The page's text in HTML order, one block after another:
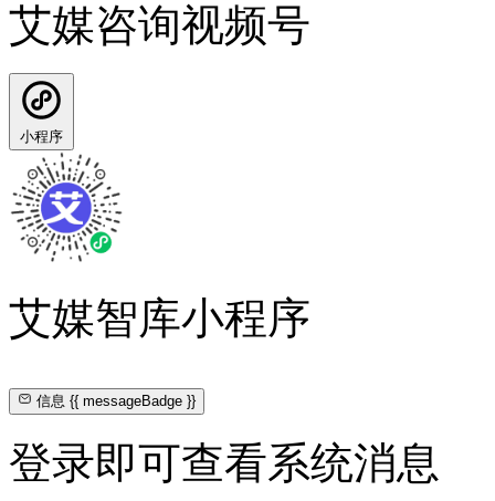
艾媒咨询视频号
小程序
艾媒智库小程序
信息{{ messageBadge }}
登录即可查看系统消息